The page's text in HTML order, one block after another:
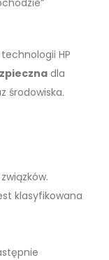
HP
dla
środowiska.
klasyfikowana